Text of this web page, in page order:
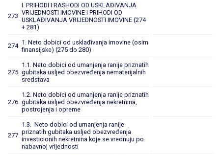
273
I. PRIHODI I RASHODI OD USKLAĐIVANJA
VRIJEDNOSTI IMOVINE I PRIHODI OD
USKLAĐIVANJA VRIJEDNOSTI IMOVINE (274
+ 281)
274 1. Neto dobici od usklađivanja imovine (osim
finansijske) (275 do 280)
275
1.1. Neto dobici od umanjenja ranije priznatih
gubitaka usljed obezvređenja nematerijalnih
sredstava
276
1.2. Neto dobici od umanjenja ranije priznatih
gubitaka usljed obezvređenja nekretnina,
postrojenja i opreme
277
1.3. Neto dobici od umanjenja ranije
priznatih gubitaka usljed obezvređenja
investicionih nekretnina koje se vrednuju po
nabavnoj vrijednosti